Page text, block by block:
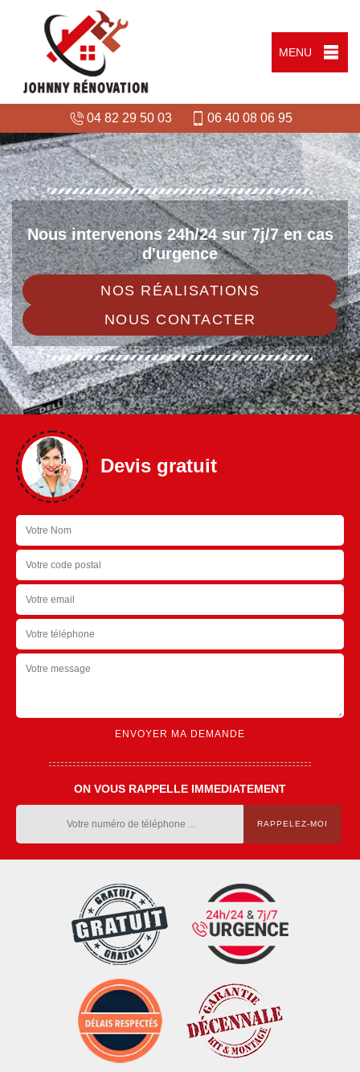
MENU
04 82 29 50 03 06 40 08 06 95
Nous intervenons 24h/24 sur 7j/7 en cas
d'urgence
NOS RÉALISATIONS
NOUS CONTACTER
Devis gratuit
ON VOUS RAPPELLE IMMEDIATEMENT